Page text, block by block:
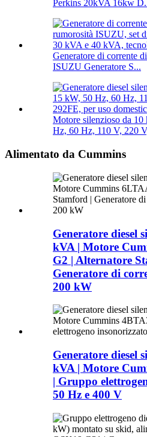
Perkins 20kVA 16kw
Generatore di corrente
ISUZU Generatore S...
Motore silenzioso da
Hz, 60 Hz, 110 V, 220
Alimentato da Cummins
Generatore diesel
kVA | Motore
G2 | Alternatore
Generatore di
200 kW
Generatore diesel
kVA | Motore
| Gruppo
50 Hz e 400 V